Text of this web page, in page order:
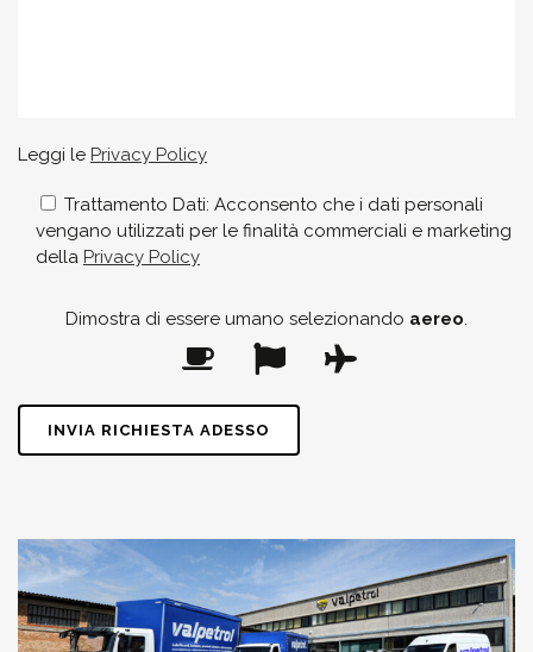
Leggi le Privacy Policy
Trattamento Dati: Acconsento che i dati personali
vengano utilizzati per le finalità commerciali e marketing
della Privacy Policy
Dimostra di essere umano selezionando aereo.